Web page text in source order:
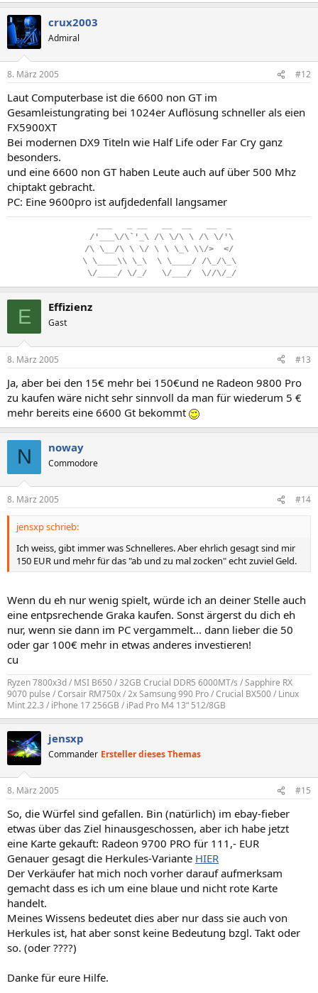
crux2003
Admiral
8. März 2005 #12
Laut Computerbase ist die 6600 non GT im
Gesamleistungrating bei 1024er Auflösung schneller als eien
FX5900XT
Bei modernen DX9 Titeln wie Half Life oder Far Cry ganz
besonders.
und eine 6600 non GT haben Leute auch auf über 500 Mhz
chiptakt gebracht.
PC: Eine 9600pro ist aufjdedenfall langsamer
/'___\/\`'_\ /\ \/\ \ /\ \/'\
/\ \__/\ \ \/ \ \ \_\ \\/>
</
\. \____\\. \_\.. \. \____/ /\_/\_\
\/____/ \/_/ \/___/ \//\/_/
E Effizienz
Gast
8. März 2005 #13
Ja, aber bei den 15€ mehr bei 150€und ne Radeon 9800 Pro
zu kaufen wäre nicht sehr sinnvoll da man für wiederum 5 €
mehr bereits eine 6600 Gt bekommt
N noway
Commodore
8. März 2005 #14
jensxp schrieb:
Ich weiss, gibt immer was Schnelleres. Aber ehrlich gesagt sind mir
150 EUR und mehr für das "ab und zu mal zocken" echt zuviel Geld.
Wenn du eh nur wenig spielt, würde ich an deiner Stelle auch
eine entpsrechende Graka kaufen. Sonst ärgerst du dich eh
nur, wenn sie dann im PC vergammelt... dann lieber die 50
oder gar 100€ mehr in etwas anderes investieren!
cu
Ryzen 7800x3d / MSI B650 / 32GB Crucial DDR5 6000MT/s / Sapphire RX
9070 pulse / Corsair RM750x / 2x Samsung 990 Pro / Crucial BX500 / Linux
Mint 22.3 / iPhone 17 256GB / iPad Pro M4 13“ 512/8GB
jensxp
Commander Ersteller dieses Themas
8. März 2005 #15
So, die Würfel sind gefallen. Bin (natürlich) im ebay-fieber
etwas über das Ziel hinausgeschossen, aber ich habe jetzt
eine Karte gekauft: Radeon 9700 PRO für 111,- EUR
Genauer gesagt die Herkules-Variante HIER
Der Verkäufer hat mich noch vorher darauf aufmerksam
gemacht dass es ich um eine blaue und nicht rote Karte
handelt.
Meines Wissens bedeutet dies aber nur dass sie auch von
Herkules ist, hat aber sonst keine Bedeutung bzgl. Takt oder
so. (oder ????)
Danke für eure Hilfe.